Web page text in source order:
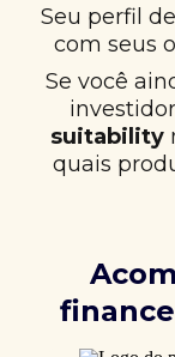
Seu perfil
com seus
Se você
suitability
quais